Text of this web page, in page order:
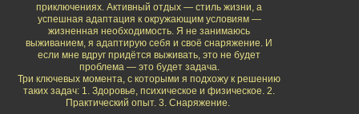
приключениях. Активный отдых — стиль жизни, а
успешная адаптация к окружающим условиям —
жизненная необходимость. Я не занимаюсь
выживанием, я адаптирую себя и своё снаряжение. И
если мне вдруг придётся выживать, это не будет
проблема — это будет задача.
Три ключевых момента, с которыми я подхожу к решению
таких задач: 1. Здоровье, психическое и физическое. 2.
Практический опыт. 3. Снаряжение.